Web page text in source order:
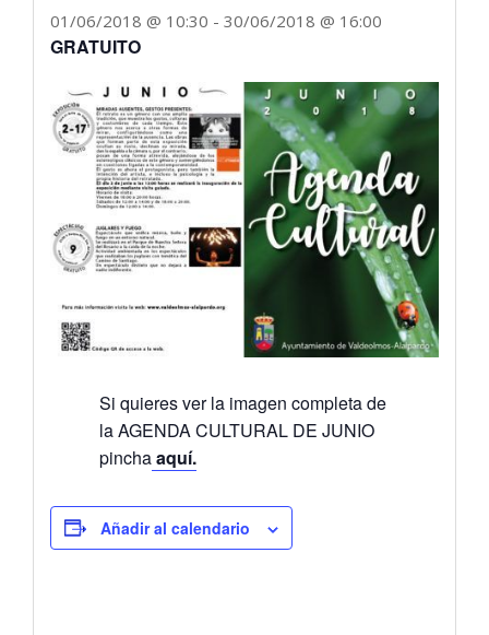
01/06/2018 @ 10:30 - 30/06/2018 @ 16:00
GRATUITO
Si quieres ver la imagen completa de
la AGENDA CULTURAL DE JUNIO
pinchaaquí.
Añadir al calendario